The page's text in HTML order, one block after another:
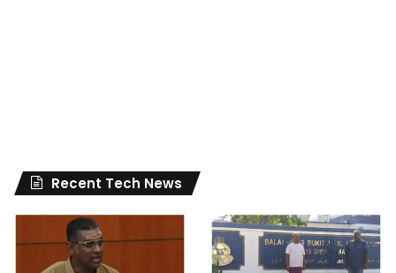
Recent Tech News